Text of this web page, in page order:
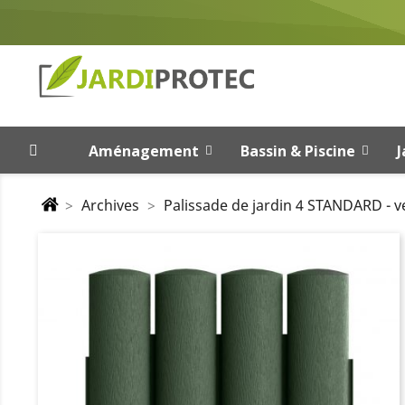
Aménagement Bassin & Piscine
Archives Palissade de jardin 4 STANDARD -